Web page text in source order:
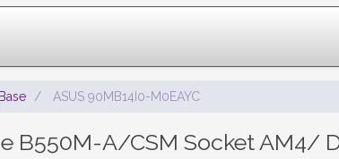
ASUS 90MB14I0-M0EAYC
B550M-A/CSM Socket AM4/